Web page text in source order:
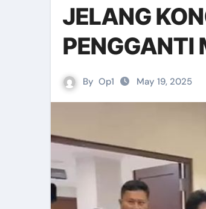
JELANG
PENGGANTI
By Op1 May 19, 2025